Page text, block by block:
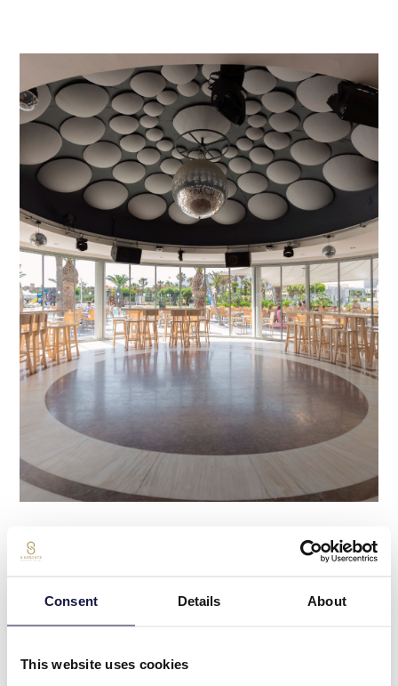
Consent Details About
This website uses cookies
“
your own pace